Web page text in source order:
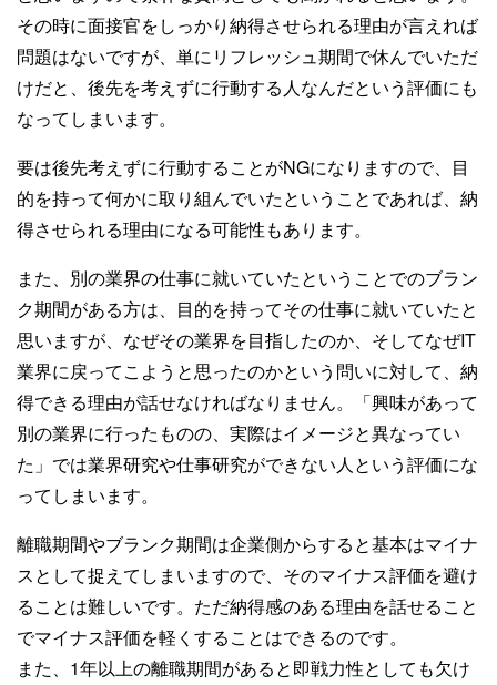
その時に面接官をしっかり納得させられる理由が言えれば
問題はないですが、単にリフレッシュ期間で休んでいただ
けだと、後先を考えずに行動する人なんだという評価にも
なってしまいます。
要は後先考えずに行動することがNGになりますので、目
的を持って何かに取り組んでいたということであれば、納
得させられる理由になる可能性もあります。
また、別の業界の仕事に就いていたということでのブラン
ク期間がある方は、目的を持ってその仕事に就いていたと
思いますが、なぜその業界を目指したのか、そしてなぜIT
業界に戻ってこようと思ったのかという問いに対して、納
得できる理由が話せなければなりません。「興味があって
別の業界に行ったものの、実際はイメージと異なってい
た」では業界研究や仕事研究ができない人という評価にな
ってしまいます。
離職期間やブランク期間は企業側からすると基本はマイナ
スとして捉えてしまいますので、そのマイナス評価を避け
ることは難しいです。ただ納得感のある理由を話せること
でマイナス評価を軽くすることはできるのです。
また、1年以上の離職期間があると即戦力性としても欠け